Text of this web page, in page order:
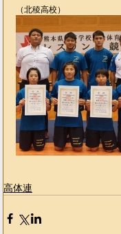
（北稜高校）
高体連